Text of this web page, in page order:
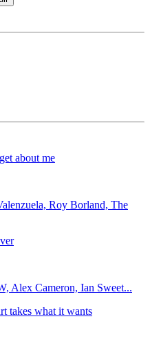
about me
Roy Borland, The
Alex Cameron, Ian Sweet...
takes what it wants